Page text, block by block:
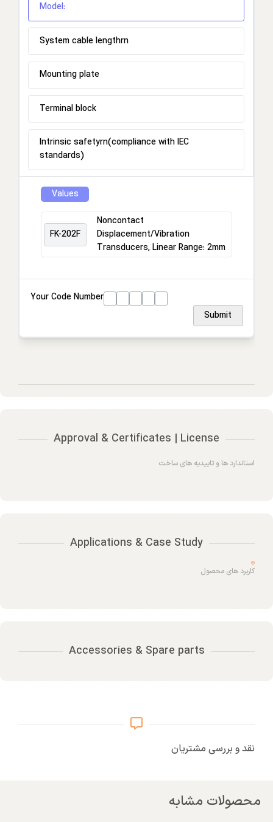
Model:
System cable lengthrn
Mounting plate
Terminal block
Intrinsic safetyrn(compliance with IEC
standards)
Values
FK-202F
Noncontact
Displacement/Vibration
Transducers, Linear Range: 2mm
Your Code Number
Submit
Approval & Certificates | License
استاندارد ها و تاییدیه های ساخت
Applications & Case Study
کاربرد های محصول
Accessories & Spare parts
نقد و بررسی مشتریان
محصولات مشابه